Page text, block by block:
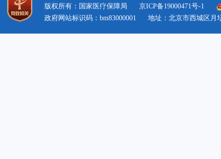
版权所有：国家医疗保障局
京ICP备19000471号-1
政府网站标识码：bm83000001
地址：北京市西城区月